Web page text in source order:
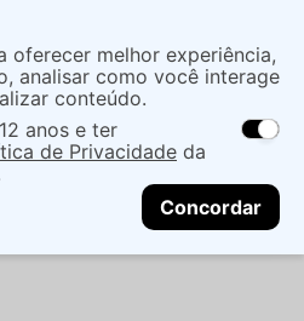
localização
de entrega variam de
Não sei meu CEP
CONTINUAR
Tratamento facial
CREAMY PRO
oferecer melhor experiência,
analisar como você interage
conteúdo.
anos e ter
de Privacidade da
Concordar